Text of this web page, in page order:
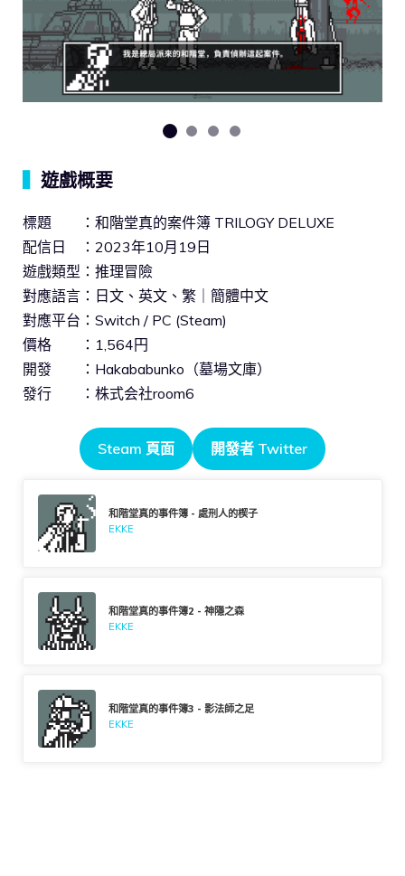
遊戲概要
標題 ：和階堂真的案件簿 TRILOGY DELUXE
配信日 ：2023年10月19日
遊戲類型：推理冒險
對應語言：日文、英文、繁｜簡體中文
對應平台：Switch / PC (Steam)
價格 ：1,564円
開發 ：Hakababunko（墓場文庫）
發行 ：株式会社room6
Steam 頁面 開發者 Twitter
和階堂真的事件簿 - 處刑人的楔子
EKKE
和階堂真的事件簿2 - 神隱之森
EKKE
和階堂真的事件簿3 - 影法師之足
EKKE